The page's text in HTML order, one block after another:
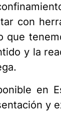
con
que
y la
en
y